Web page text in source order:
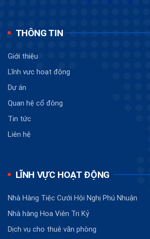
THÔNG TIN
Giới thiệu
Lĩnh vực hoạt động
Dự án
Quan hệ cổ đông
Tin tức
Liên hệ
LĨNH VỰC HOẠT ĐỘNG
Nhà Hàng Tiệc Cưới Hội Nghị Phú Nhuận
Nhà hàng Hoa Viên Tri Kỷ
Dịch vụ cho thuê văn phòng